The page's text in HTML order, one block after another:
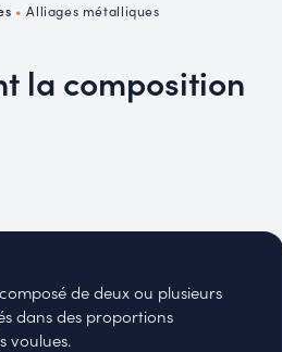
•Alliages métalliques
la composition
de deux ou plusieurs
dans des proportions
voulues.